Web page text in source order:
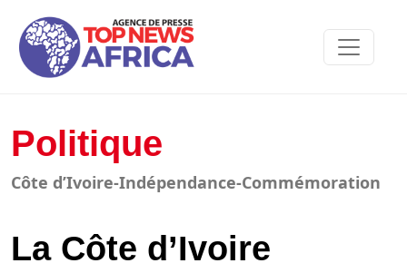
Politique
Côte d’Ivoire-Indépendance-Commémoration
La Côte d’Ivoire